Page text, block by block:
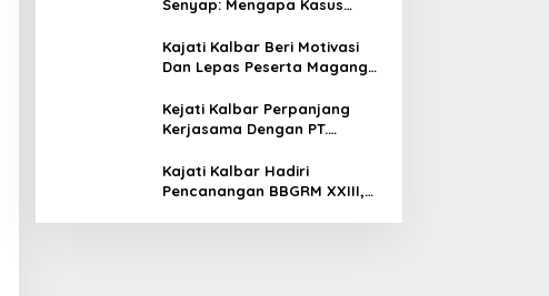
Senyap: Mengapa Kasus
Hilang dari Pemberitaan?
Kajati Kalbar Beri Motivasi
Dan Lepas Peserta Magang
Kejati Kalbar Perpanjang
Kerjasama Dengan PT.
Kajati Kalbar Hadiri
Pencanangan BBGRM XXIII,